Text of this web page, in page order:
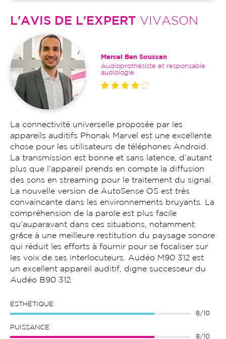
L'AVIS DE L'EXPERT VIVASON
Marcel Ben Soussan
Audioprothésiste et responsable
audiologie
La connectivité universelle proposée par les
appareils auditifs Phonak Marvel est une excellente
chose pour les utilisateurs de téléphones Android.
La transmission est bonne et sans latence, d’autant
plus que l’appareil prends en compte la diffusion
des sons en streaming pour le traitement du signal.
La nouvelle version de AutoSense OS est très
convaincante dans les environnements bruyants. La
compréhension de la parole est plus facile
qu’auparavant dans ces situations, notamment
grâce à une meilleure restitution du paysage sonore
qui réduit les efforts à fournir pour se focaliser sur
les voix de ses interlocuteurs. Audéo M90 312 est
un excellent appareil auditif, digne successeur du
Audéo B90 312.
ESTHÉTIQUE
8/10
PUISSANCE
8/10